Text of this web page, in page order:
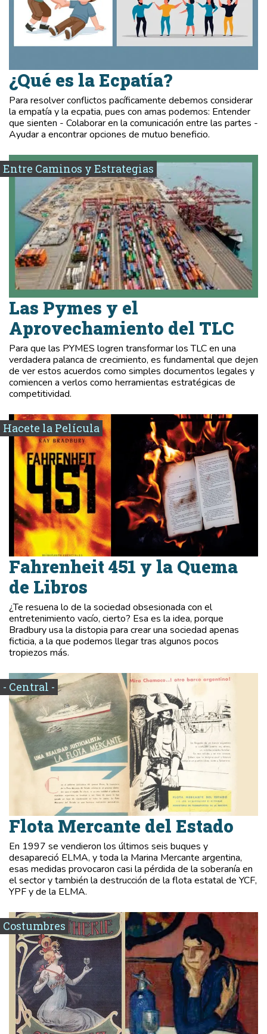
¿Qué es la Ecpatía?
Para resolver conflictos pacíficamente debemos considerar
la empatía y la ecpatia, pues con amas podemos: Entender
que sienten - Colaborar en la comunicación entre las partes -
Ayudar a encontrar opciones de mutuo beneficio.
Entre Caminos y Estrategias
Las Pymes y el
Aprovechamiento del TLC
Para que las PYMES logren transformar los TLC en una
verdadera palanca de crecimiento, es fundamental que dejen
de ver estos acuerdos como simples documentos legales y
comiencen a verlos como herramientas estratégicas de
competitividad.
Hacete la Película
Fahrenheit 451 y la Quema
de Libros
¿Te resuena lo de la sociedad obsesionada con el
entretenimiento vacío, cierto? Esa es la idea, porque
Bradbury usa la distopia para crear una sociedad apenas
ficticia, a la que podemos llegar tras algunos pocos
tropiezos más.
- Central -
Flota Mercante del Estado
En 1997 se vendieron los últimos seis buques y
desapareció ELMA, y toda la Marina Mercante argentina,
esas medidas provocaron casi la pérdida de la soberanía en
el sector y también la destrucción de la flota estatal de YCF,
YPF y de la ELMA.
Costumbres